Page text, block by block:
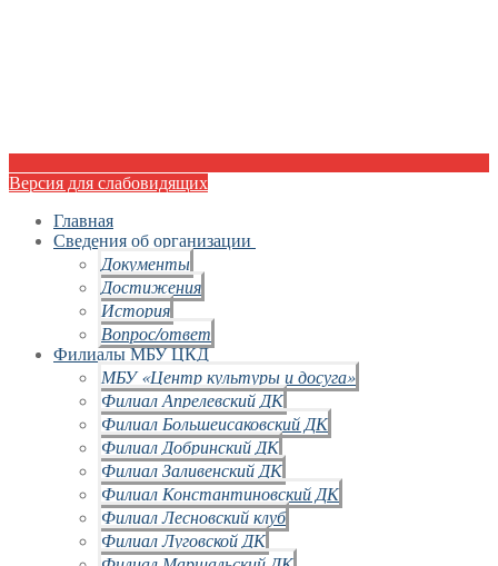
Версия для слабовидящих
Главная
Сведения об организации
Документы
Достижения
История
Вопрос/ответ
Филиалы МБУ ЦКД
МБУ «Центр культуры и досуга»
Филиал Апрелевский ДК
Филиал Большеисаковский ДК
Филиал Добринский ДК
Филиал Заливенский ДК
Филиал Константиновский ДК
Филиал Лесновский клуб
Филиал Луговской ДК